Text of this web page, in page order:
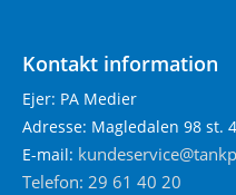
Kontakt information
Ejer: PA Medier
Adresse: Magledalen 98 st.
E-mail:
Telefon: 29 61 40 20